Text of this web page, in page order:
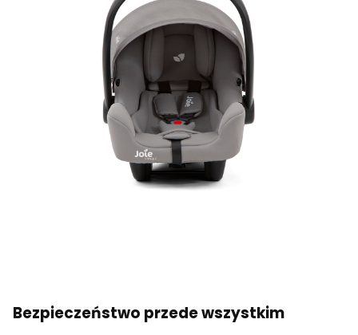
Bezpieczeństwo przede wszystkim